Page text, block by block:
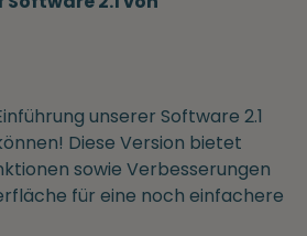
unserer Software 2.1
Diese Version bietet
sowie Verbesserungen
für eine noch einfachere